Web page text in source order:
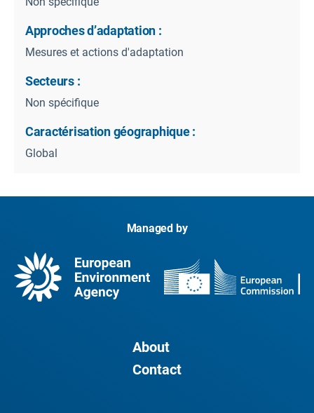
Approches d’adaptation :
Mesures et actions d'adaptation
Secteurs :
Non spécifique
Caractérisation géographique :
Global
Managed by
About
Contact